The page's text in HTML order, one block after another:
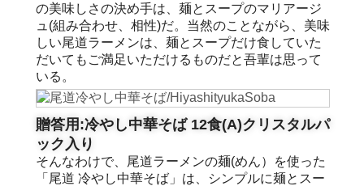
の美味しさの決め手は、麺とスープのマリアージ
ュ(組み合わせ、相性)だ。当然のことながら、美味
しい尾道ラーメンは、麺とスープだけ食していた
だいてもご満足いただけるものだと吾輩は思って
いる。
贈答用:冷やし中華そば 12食(A)クリスタルパ
ック入り
そんなわけで、尾道ラーメンの麺(めん）を使った
「尾道 冷やし中華そば」は、シンプルに麺とスー